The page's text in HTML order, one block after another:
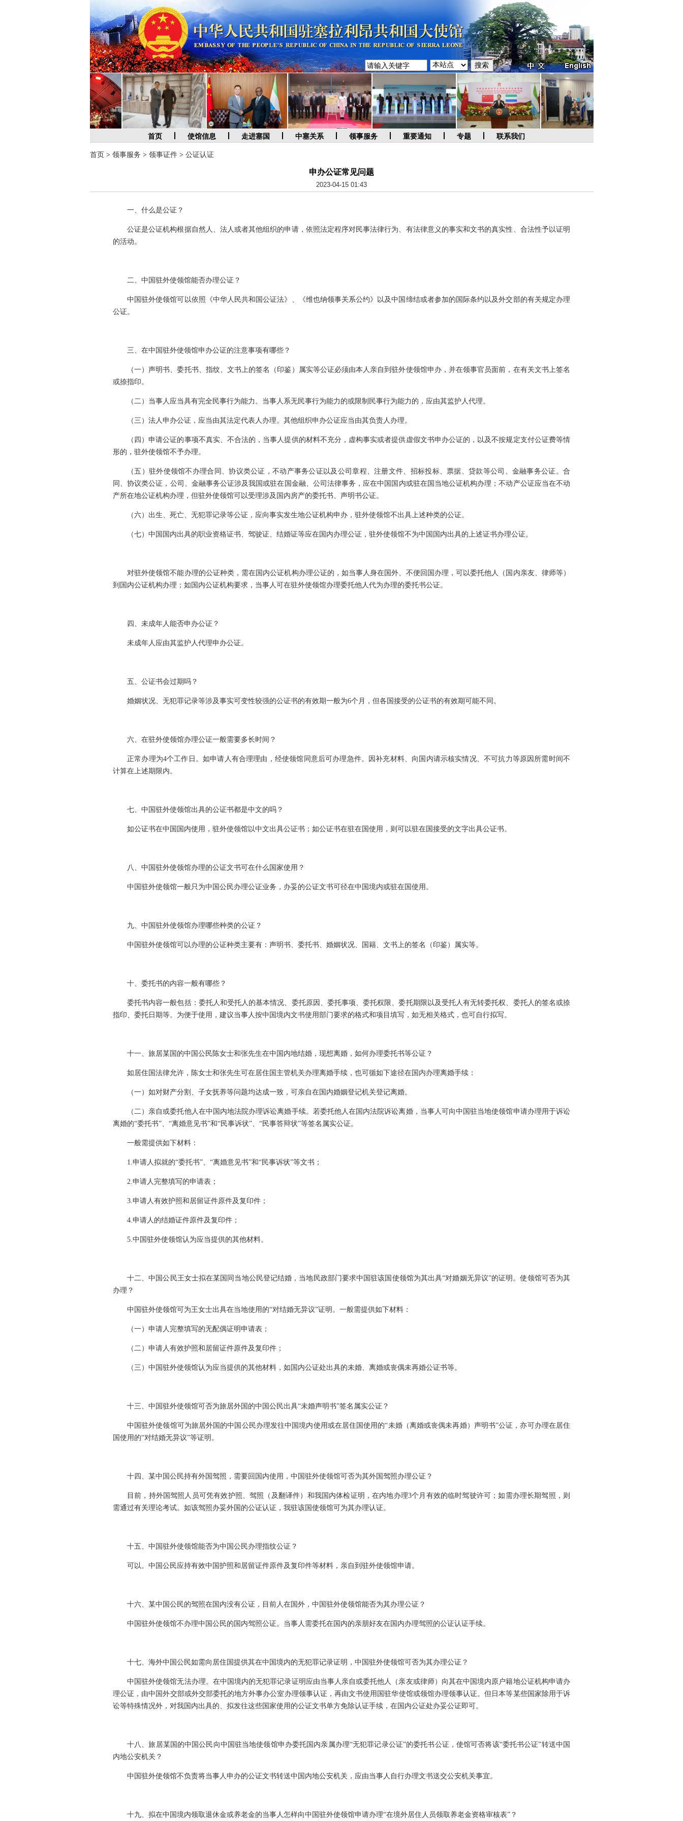
首页 使馆信息 走进塞国 中塞关系 领事服务 重要通知 专题 联系我们
首页 > 领事服务 > 领事证件> 公证认证
申办公证常见问题
2023-04-15 01:43
一、什么是公证？
公证是公证机构根据自然人、法人或者其他组织的申请，依照法定程序对民事法律行为、有法律意义的事实和文书的真实性、合法性予以证明
的活动。
二、中国驻外使领馆能否办理公证？
中国驻外使领馆可以依照《中华人民共和国公证法》、《维也纳领事关系公约》以及中国缔结或者参加的国际条约以及外交部的有关规定办理
公证。
三、在中国驻外使领馆申办公证的注意事项有哪些？
（一）声明书、委托书、指纹、文书上的签名（印鉴）属实等公证必须由本人亲自到驻外使领馆申办，并在领事官员面前，在有关文书上签名
或捺指印。
（二）当事人应当具有完全民事行为能力。当事人系无民事行为能力的或限制民事行为能力的，应由其监护人代理。
（三）法人申办公证，应当由其法定代表人办理。其他组织申办公证应当由其负责人办理。
（四）申请公证的事项不真实、不合法的，当事人提供的材料不充分，虚构事实或者提供虚假文书申办公证的，以及不按规定支付公证费等情
形的，驻外使领馆不予办理。
（五）驻外使领馆不办理合同、协议类公证，不动产事务公证以及公司章程、注册文件、招标投标、票据、贷款等公司、金融事务公证。合
同、协议类公证，公司、金融事务公证涉及我国或驻在国金融、公司法律事务，应在中国国内或驻在国当地公证机构办理；不动产公证应当在不动
产所在地公证机构办理，但驻外使领馆可以受理涉及国内房产的委托书、声明书公证。
（六）出生、死亡、无犯罪记录等公证，应向事实发生地公证机构申办，驻外使领馆不出具上述种类的公证。
（七）中国国内出具的职业资格证书、驾驶证、结婚证等应在国内办理公证，驻外使领馆不为中国国内出具的上述证书办理公证。
对驻外使领馆不能办理的公证种类，需在国内公证机构办理公证的，如当事人身在国外、不便回国办理，可以委托他人（国内亲友、律师等）
到国内公证机构办理；如国内公证机构要求，当事人可在驻外使领馆办理委托他人代为办理的委托书公证。
四、未成年人能否申办公证？
未成年人应由其监护人代理申办公证。
五、公证书会过期吗？
婚姻状况、无犯罪记录等涉及事实可变性较强的公证书的有效期一般为6个月，但各国接受的公证书的有效期可能不同。
六、在驻外使领馆办理公证一般需要多长时间？
正常办理为4个工作日。如申请人有合理理由，经使领馆同意后可办理急件。因补充材料、向国内请示核实情况、不可抗力等原因所需时间不
计算在上述期限内。
七、中国驻外使领馆出具的公证书都是中文的吗？
如公证书在中国国内使用，驻外使领馆以中文出具公证书；如公证书在驻在国使用，则可以驻在国接受的文字出具公证书。
八、中国驻外使领馆办理的公证文书可在什么国家使用？
中国驻外使领馆一般只为中国公民办理公证业务，办妥的公证文书可径在中国境内或驻在国使用。
九、中国驻外使领馆办理哪些种类的公证？
中国驻外使领馆可以办理的公证种类主要有：声明书、委托书、婚姻状况、国籍、文书上的签名（印鉴）属实等。
十、委托书的内容一般有哪些？
委托书内容一般包括：委托人和受托人的基本情况、委托原因、委托事项、委托权限、委托期限以及受托人有无转委托权、委托人的签名或捺
指印、委托日期等。为便于使用，建议当事人按中国境内文书使用部门要求的格式和项目填写，如无相关格式，也可自行拟写。
十一、旅居某国的中国公民陈女士和张先生在中国内地结婚，现想离婚，如何办理委托书等公证？
如居住国法律允许，陈女士和张先生可在居住国主管机关办理离婚手续，也可循如下途径在国内办理离婚手续：
（一）如对财产分割、子女抚养等问题均达成一致，可亲自在国内婚姻登记机关登记离婚。
（二）亲自或委托他人在中国内地法院办理诉讼离婚手续。若委托他人在国内法院诉讼离婚，当事人可向中国驻当地使领馆申请办理用于诉讼
离婚的“委托书”、“离婚意见书”和“民事诉状”、“民事答辩状”等签名属实公证。
一般需提供如下材料：
1.申请人拟就的“委托书”、“离婚意见书”和“民事诉状”等文书；
2.申请人完整填写的申请表；
3.申请人有效护照和居留证件原件及复印件；
4.申请人的结婚证件原件及复印件；
5.中国驻外使领馆认为应当提供的其他材料。
十二、中国公民王女士拟在某国同当地公民登记结婚，当地民政部门要求中国驻该国使领馆为其出具“对婚姻无异议”的证明。使领馆可否为其
办理？
中国驻外使领馆可为王女士出具在当地使用的“对结婚无异议”证明。一般需提供如下材料：
（一）申请人完整填写的无配偶证明申请表；
（二）申请人有效护照和居留证件原件及复印件；
（三）中国驻外使领馆认为应当提供的其他材料，如国内公证处出具的未婚、离婚或丧偶未再婚公证书等。
十三、中国驻外使领馆可否为旅居外国的中国公民出具“未婚声明书”签名属实公证？
中国驻外使领馆可为旅居外国的中国公民办理发往中国境内使用或在居住国使用的“未婚（离婚或丧偶未再婚）声明书”公证，亦可办理在居住
国使用的“对结婚无异议”等证明。
十四、某中国公民持有外国驾照，需要回国内使用，中国驻外使领馆可否为其外国驾照办理公证？
目前，持外国驾照人员可凭有效护照、驾照（及翻译件）和我国内体检证明，在内地办理3个月有效的临时驾驶许可；如需办理长期驾照，则
需通过有关理论考试。如该驾照办妥外国的公证认证，我驻该国使领馆可为其办理认证。
十五、中国驻外使领馆能否为中国公民办理指纹公证？
可以。中国公民应持有效中国护照和居留证件原件及复印件等材料，亲自到驻外使领馆申请。
十六、某中国公民的驾照在国内没有公证，目前人在国外，中国驻外使领馆能否为其办理公证？
中国驻外使领馆不办理中国公民的国内驾照公证。当事人需委托在国内的亲朋好友在国内办理驾照的公证认证手续。
十七、海外中国公民如需向居住国提供其在中国境内的无犯罪记录证明，中国驻外使领馆可否为其办理公证？
中国驻外使领馆无法办理。在中国境内的无犯罪记录证明应由当事人亲自或委托他人（亲友或律师）向其在中国境内原户籍地公证机构申请办
理公证，由中国外交部或外交部委托的地方外事办公室办理领事认证，再由文书使用国驻华使馆或领馆办理领事认证。但日本等某些国家除用于诉
讼等特殊情况外，对我国内出具的、拟发往这些国家使用的公证文书单方免除认证手续，在国内公证处办妥公证即可。
十八、旅居某国的中国公民向中国驻当地使领馆申办委托国内亲属办理“无犯罪记录公证”的委托书公证，使馆可否将该“委托书公证”转送中国
内地公安机关？
中国驻外使领馆不负责将当事人申办的公证文书转送中国内地公安机关，应由当事人自行办理文书送交公安机关事宜。
十九、拟在中国境内领取退休金或养老金的当事人怎样向中国驻外使领馆申请办理“在境外居住人员领取养老金资格审核表”？